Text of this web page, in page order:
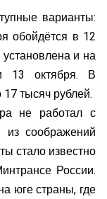
варианты:
обойдётся в 12
и на
13 октября. В
тысяч рублей.
не работал с
соображений
стало известно
России.
юге страны, где